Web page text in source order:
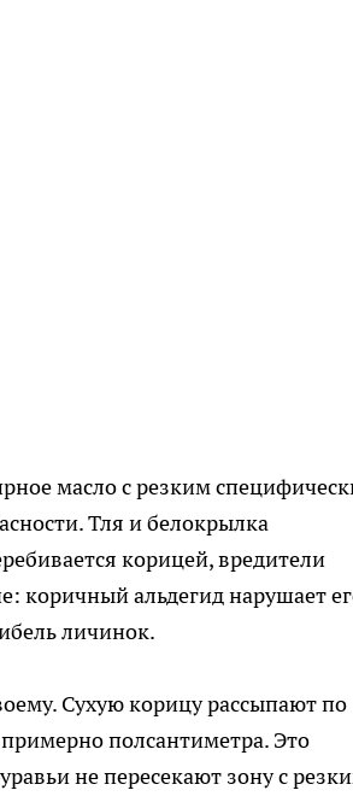
масло с резким
Тля и белокрылка
корицей, вредители
коричный альдегид нарушает
личинок.
Сухую корицу рассыпают по
полсантиметра. Это
не пересекают зону с